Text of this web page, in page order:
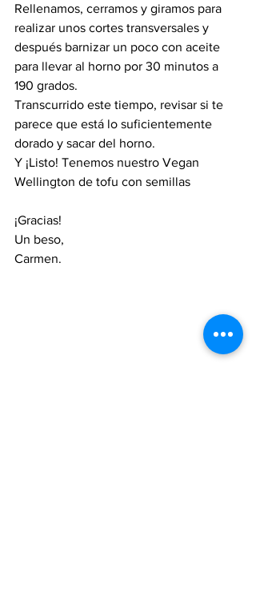
Rellenamos, cerramos y giramos para
realizar unos cortes transversales y
después barnizar un poco con aceite
para llevar al horno por 30 minutos a
190 grados.
Transcurrido este tiempo, revisar si te
parece que está lo suficientemente
dorado y sacar del horno.
Y ¡Listo! Tenemos nuestro Vegan
Wellington de tofu con semillas
¡Gracias!
Un beso,
Carmen.